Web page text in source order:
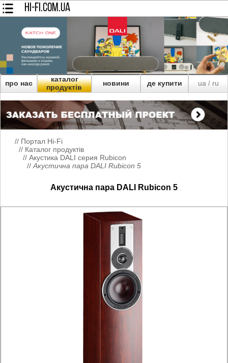
HI-FI.COM.UA
про нас
каталог
продуктів
новини де купити ua/ ru
// Портал Hi-Fi
// Каталог продуктів
// Акустика DALI серия Rubicon
// Акустична пара DALI Rubicon 5
Акустична пара DALI Rubicon 5